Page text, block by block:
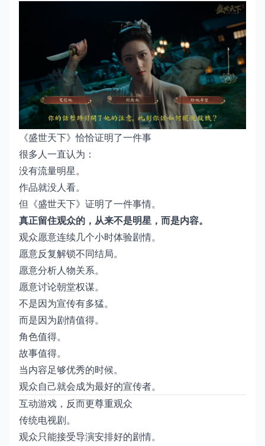
《盛世天下》恰恰证明了一件事
很多人一直认为：
没有流量明星。
作品就没人看。
但《盛世天下》证明了一件事情。
真正留住观众的，从来不是明星，而是内容。
观众愿意连续几个小时体验剧情。
愿意反复解锁不同结局。
愿意分析人物关系。
愿意讨论朝堂权谋。
不是因为宣传有多猛。
而是因为剧情值得。
角色值得。
故事值得。
当内容足够优秀的时候。
观众自己就会成为最好的宣传者。
互动游戏，反而更尊重观众
传统电视剧。
观众只能接受导演安排好的剧情。